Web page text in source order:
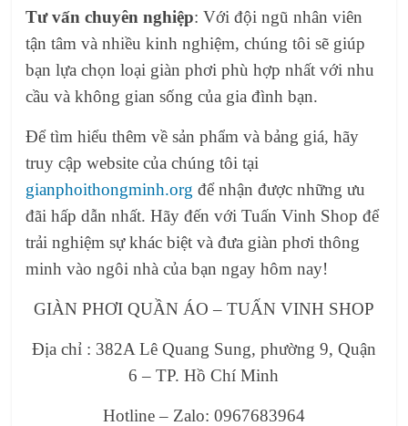
Tư vấn chuyên nghiệp: Với đội ngũ nhân viên
tận tâm và nhiều kinh nghiệm, chúng tôi sẽ giúp
bạn lựa chọn loại giàn phơi phù hợp nhất với nhu
cầu và không gian sống của gia đình bạn.
Để tìm hiểu thêm về sản phẩm và bảng giá, hãy
truy cập website của chúng tôi tại
gianphoithongminh.org để nhận được những ưu
đãi hấp dẫn nhất. Hãy đến với Tuấn Vinh Shop để
trải nghiệm sự khác biệt và đưa giàn phơi thông
minh vào ngôi nhà của bạn ngay hôm nay!
GIÀN PHƠI QUẦN ÁO – TUẤN VINH SHOP
Địa chỉ : 382A Lê Quang Sung, phường 9, Quận
6 – TP. Hồ Chí Minh
Hotline – Zalo: 0967683964